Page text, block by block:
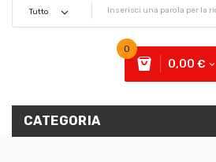
0
0,00 €
CATEGORIA